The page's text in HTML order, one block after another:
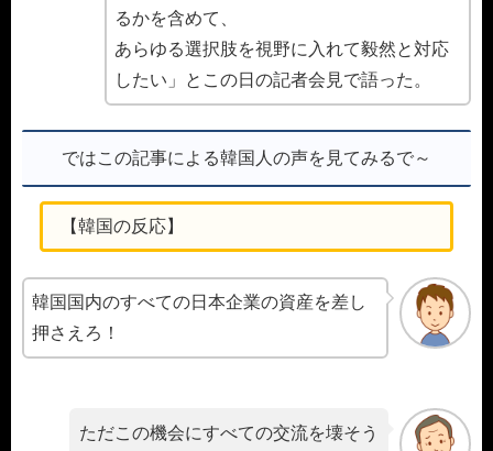
るかを含めて、
あらゆる選択肢を視野に入れて毅然と対応
したい」とこの日の記者会見で語った。
ではこの記事による韓国人の声を見てみるで～
【韓国の反応】
韓国国内のすべての日本企業の資産を差し
押さえろ！
ただこの機会にすべての交流を壊そう